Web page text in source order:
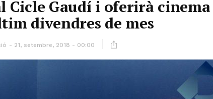
Cicle Gaudí i oferirà cinema
divendres de mes
21, setembre, 2018 - 00:00